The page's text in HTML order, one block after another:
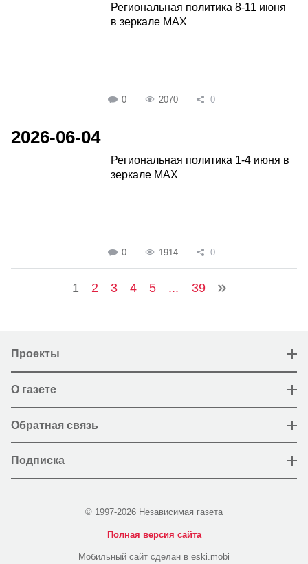
Региональная политика 8-11 июня
в зеркале MAX
0 2070 0
2026-06-04
Региональная политика 1-4 июня в
зеркале MAX
0 1914 0
1 2 3 4 5 ... 39
Проекты
О газете
Обратная связь
Подписка
© 1997-2026 Независимая газета
Полная версия сайта
Мобильный сайт сделан в eski.mobi